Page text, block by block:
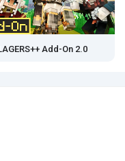
Add-On 2.0